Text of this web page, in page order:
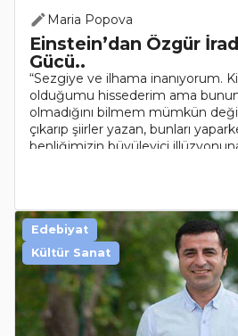
Maria Popova
Einstein’dan Özgür
Gücü..
“Sezgiye ve ilhama inanıyorum.
olduğumu hissederim ama
olmadığını bilmem mümkün
çıkarıp şiirler yazan, bunları
benliğimizin büyüleyici
Edebiyat
Kültür Sanat